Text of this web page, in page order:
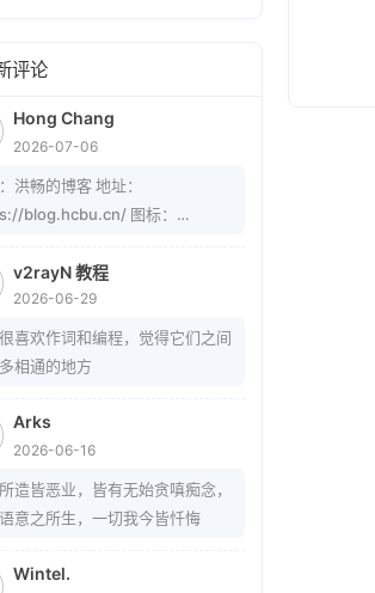
评论
Hong Chang
2026-07-06
洪畅的博客 地址：
blog.hcbu.cn/ 图标：
20260607223324364.
描述：想，全是问题；做，才有
订阅：
blog.hcbu.cn/atom.xml
v2rayN 教程
2026-06-29
喜欢作词和编程，觉得它们之间
相通的地方
Arks
2026-06-16
造皆恶业，皆有无始贪嗔痴念，
意之所生，一切我今皆忏悔
Wintel.